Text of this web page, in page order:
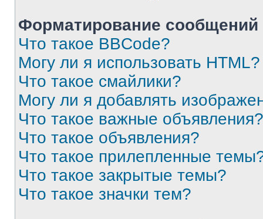
Форматирование
Что такое BBCode?
Могу ли я использовать HTML?
Что такое смайлики?
Могу ли я добавлять
Что такое важные объявления?
Что такое объявления?
Что такое прилепленные
Что такое закрытые темы?
Что такое значки тем?